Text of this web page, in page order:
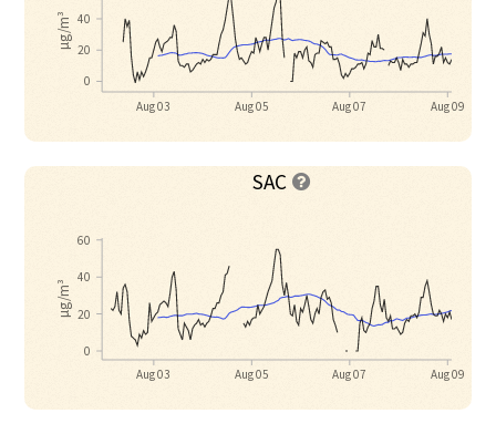
Aug 03 Aug 05 Aug 07 Aug 09
µg/m³
0
20
40
SAC 
Aug 03 Aug 05 Aug 07 Aug 09
µg/m³
0
20
40
60